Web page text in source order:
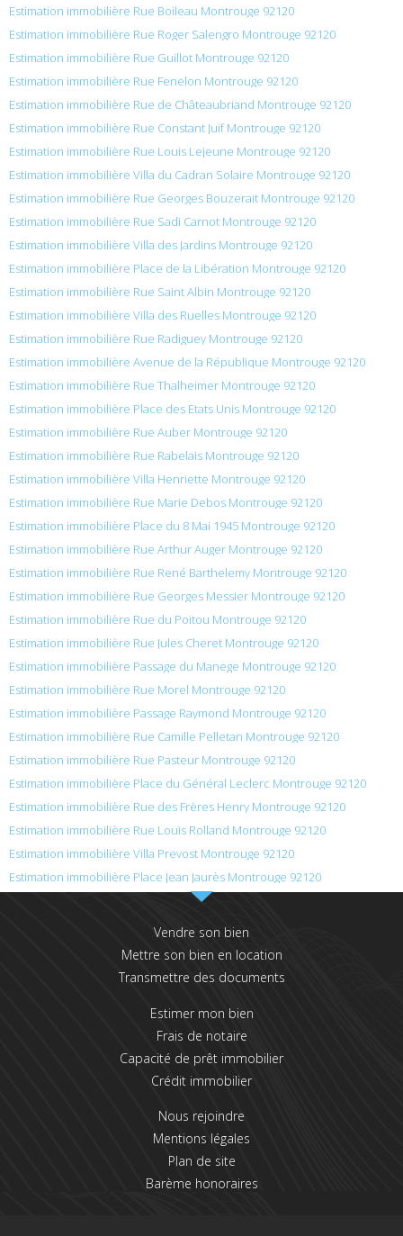
Estimation immobilière Rue Boileau Montrouge 92120
Estimation immobilière Rue Roger Salengro Montrouge 92120
Estimation immobilière Rue Guillot Montrouge 92120
Estimation immobilière Rue Fenelon Montrouge 92120
Estimation immobilière Rue de Châteaubriand Montrouge 92120
Estimation immobilière Rue Constant Juif Montrouge 92120
Estimation immobilière Rue Louis Lejeune Montrouge 92120
Estimation immobilière Villa du Cadran Solaire Montrouge 92120
Estimation immobilière Rue Georges Bouzerait Montrouge 92120
Estimation immobilière Rue Sadi Carnot Montrouge 92120
Estimation immobilière Villa des Jardins Montrouge 92120
Estimation immobilière Place de la Libération Montrouge 92120
Estimation immobilière Rue Saint Albin Montrouge 92120
Estimation immobilière Villa des Ruelles Montrouge 92120
Estimation immobilière Rue Radiguey Montrouge 92120
Estimation immobilière Avenue de la République Montrouge 92120
Estimation immobilière Rue Thalheimer Montrouge 92120
Estimation immobilière Place des Etats Unis Montrouge 92120
Estimation immobilière Rue Auber Montrouge 92120
Estimation immobilière Rue Rabelais Montrouge 92120
Estimation immobilière Villa Henriette Montrouge 92120
Estimation immobilière Rue Marie Debos Montrouge 92120
Estimation immobilière Place du 8 Mai 1945 Montrouge 92120
Estimation immobilière Rue Arthur Auger Montrouge 92120
Estimation immobilière Rue René Barthelemy Montrouge 92120
Estimation immobilière Rue Georges Messier Montrouge 92120
Estimation immobilière Rue du Poitou Montrouge 92120
Estimation immobilière Rue Jules Cheret Montrouge 92120
Estimation immobilière Passage du Manege Montrouge 92120
Estimation immobilière Rue Morel Montrouge 92120
Estimation immobilière Passage Raymond Montrouge 92120
Estimation immobilière Rue Camille Pelletan Montrouge 92120
Estimation immobilière Rue Pasteur Montrouge 92120
Estimation immobilière Place du Général Leclerc Montrouge 92120
Estimation immobilière Rue des Frères Henry Montrouge 92120
Estimation immobilière Rue Louis Rolland Montrouge 92120
Estimation immobilière Villa Prevost Montrouge 92120
Estimation immobilière Place Jean Jaurès Montrouge 92120
Vendre son bien
Mettre son bien en location
Transmettre des documents
Estimer mon bien
Frais de notaire
Capacité de prêt immobilier
Crédit immobilier
Nous rejoindre
Mentions légales
Plan de site
Barème honoraires